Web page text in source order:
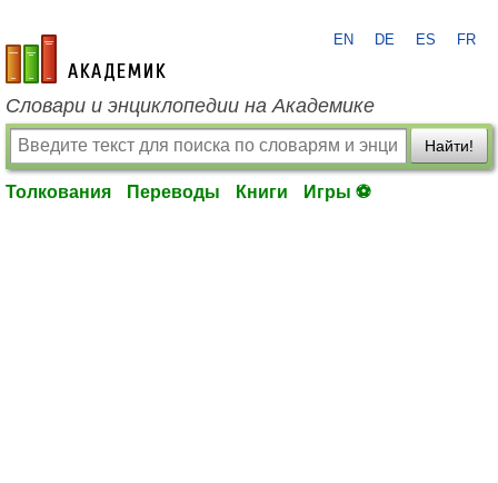
academic.ru
EN DE ES FR
Словари и энциклопедии на Академике
Найти!
Толкования Переводы Книги Игры ⚽